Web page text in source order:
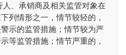
人、承销商及相关监管对象在
列情形之一，情节较轻的，
示的监管措施；情节较为严
等监管措施；情节严重的，